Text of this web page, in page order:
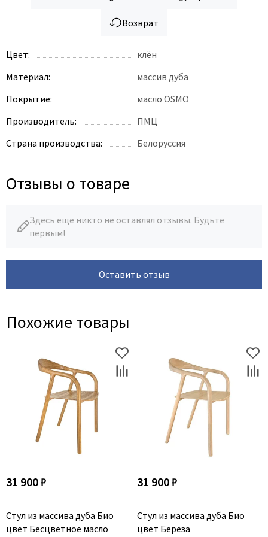
Возврат
Цвет:
клён
Материал:
массив дуба
Покрытие:
масло OSMO
Производитель:
ПМЦ
Страна производства:
Белоруссия
Отзывы о товаре
Здесь еще никто не оставлял отзывы. Будьте
первым!
Оставить отзыв
Похожие товары
31 900 ₽
Стул из массива дуба Био
цвет Бесцветное масло
31 900 ₽
Стул из массива дуба Био
цвет Берёза